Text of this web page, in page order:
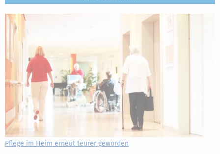
Pflege im Heim erneut teurer geworden